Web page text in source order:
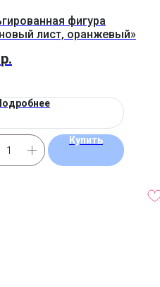
фигура
лист, оранжевый»
р.
Купить